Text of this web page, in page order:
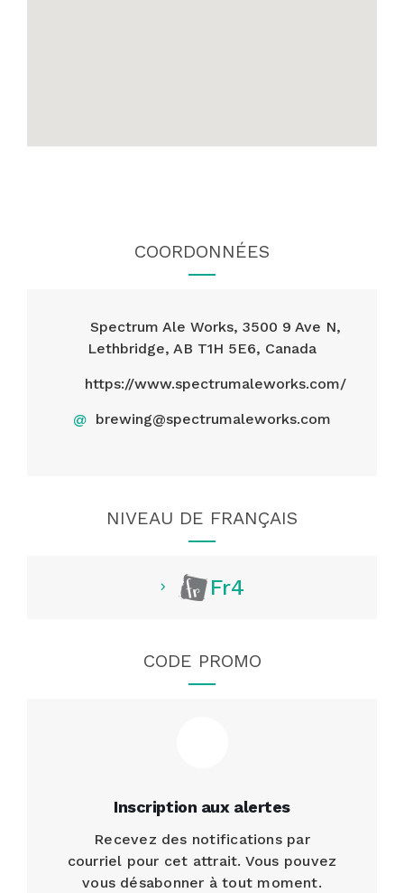
COORDONNÉES
Spectrum Ale Works, 3500 9 Ave N,
Lethbridge, AB T1H 5E6, Canada
https://www.spectrumaleworks.com/
@ brewing@spectrumaleworks.com
NIVEAU DE FRANÇAIS
Fr4
CODE PROMO
Inscription aux alertes
Recevez des notifications par
courriel pour cet attrait. Vous pouvez
vous désabonner à tout moment.